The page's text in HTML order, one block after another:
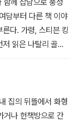
담부터 다른 책 이야
다. 가령, 스티븐 킹
저 읽은 나탈리 골드
평이 좀더 풍부해진
스누피의 글쓰기 완
는 유사도서를 골라
기술이 필요하다.
락이 틀어져버린다.
집의 뒤뜰에서 화형
거나 헌책방으로 간